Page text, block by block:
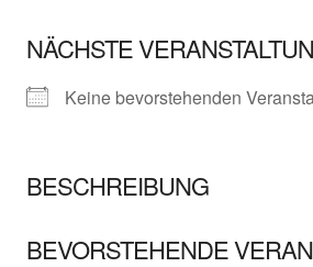
NÄCHSTE
Keine bevorstehenden
BESCHREIBUNG
BEVORSTEHENDE